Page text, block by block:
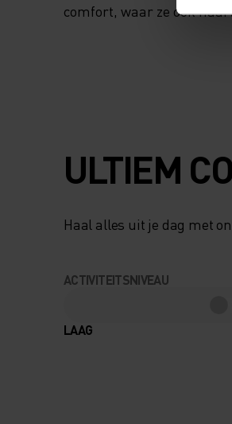
comfort, waar ze ook
ULTIEM
Haal alles uit je dag met
ACTIVITEITSNIVEAU
LAAG